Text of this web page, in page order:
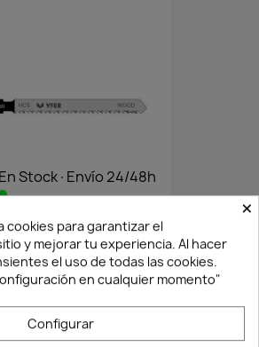
En Stock·Envío 24/48h
SIERRA CALAR HBT 101...
8,23 € 5,76 €
×
cookies para garantizar el
y mejorar tu experiencia. Al hacer
el uso de todas las cookies.
en cualquier momento"
Configurar